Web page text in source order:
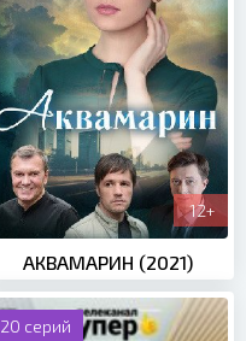
12+
АКВАМАРИН (2021)
20 серий